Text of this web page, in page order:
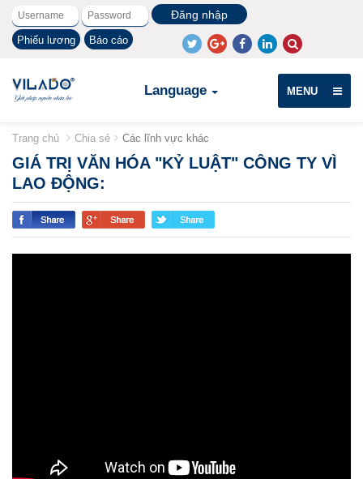
Phiếu lương Báo cáo
Language MENU
Trang chủ Chia sẻ Các lĩnh vực khác
GIÁ TRỊ VĂN HÓA "KỶ LUẬT" CÔNG TY VÌ
LAO ĐỘNG: